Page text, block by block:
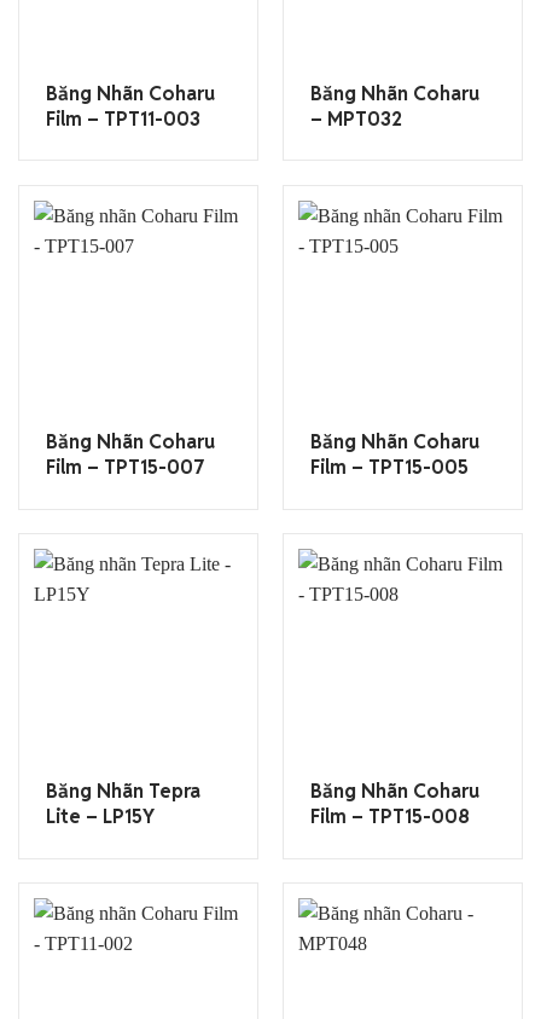
Băng Nhãn Coharu
Film – TPT11-003
Băng Nhãn Coharu
– MPT032
Băng Nhãn Coharu
Film – TPT15-007
Băng Nhãn Coharu
Film – TPT15-005
Băng Nhãn Tepra
Lite – LP15Y
Băng Nhãn Coharu
Film – TPT15-008